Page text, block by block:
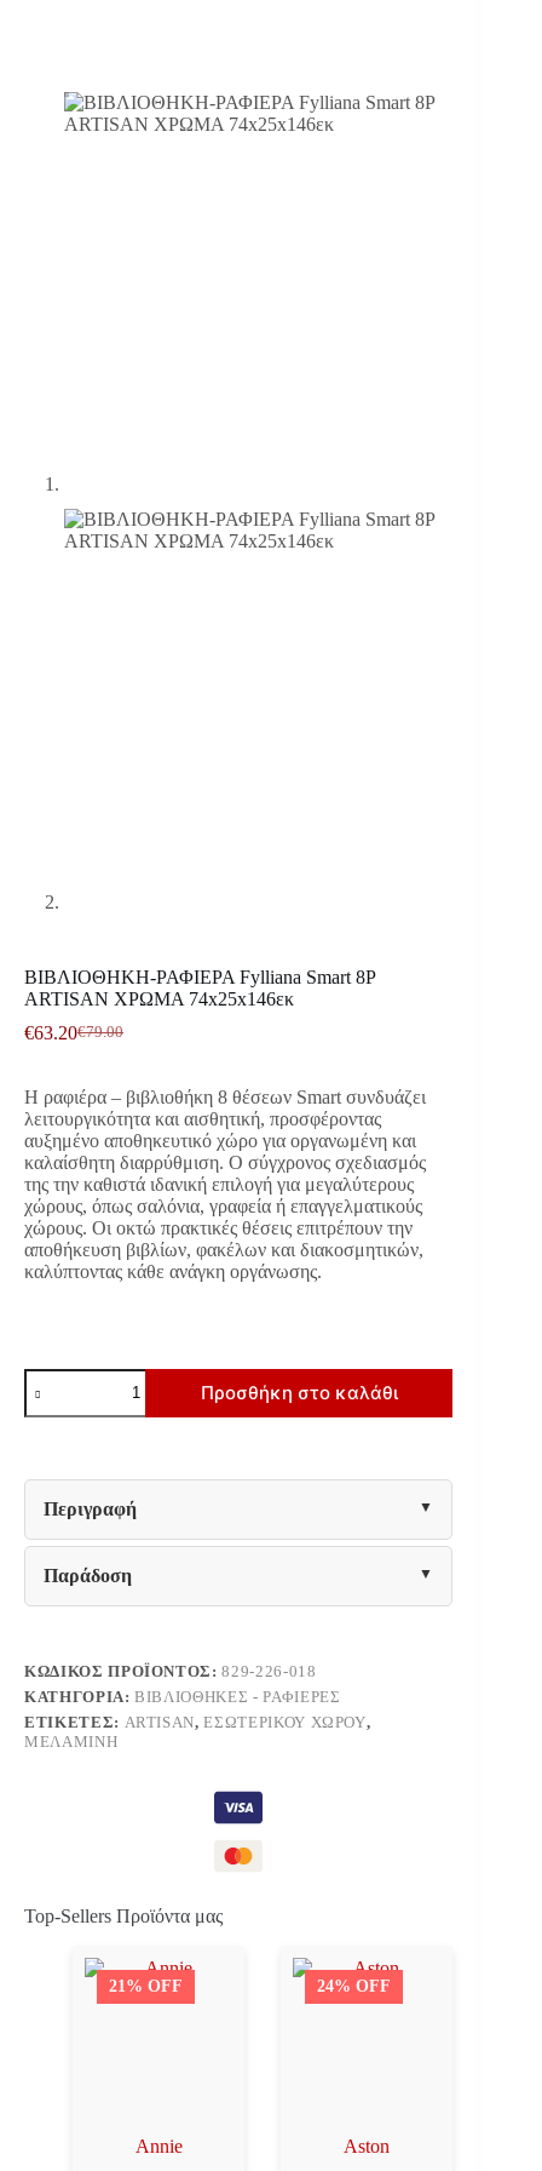
ΒΙΒΛΙΟΘΗΚΗ-ΡΑΦΙΕΡΑ Fylliana Smart 8P
ARTISAN ΧΡΩΜΑ 74x25x146εκ
€79.00
Original
was:
€79.00.
€63.20Η
τιμή
είναι:
€63.20.
Η ραφιέρα – βιβλιοθήκη 8 θέσεων Smart συνδυάζει
λειτουργικότητα και αισθητική, προσφέροντας
αυξημένο αποθηκευτικό χώρο για οργανωμένη και
καλαίσθητη διαρρύθμιση. Ο σύγχρονος σχεδιασμός
της την καθιστά ιδανική επιλογή για μεγαλύτερους
χώρους, όπως σαλόνια, γραφεία ή επαγγελματικούς
χώρους. Οι οκτώ πρακτικές θέσεις επιτρέπουν την
αποθήκευση βιβλίων, φακέλων και διακοσμητικών,
καλύπτοντας κάθε ανάγκη οργάνωσης.
ΒΙΒΛΙΟΘΗΚΗ-
ΡΑΦΙΕΡΑ
Fylliana
ARTISAN
ΧΡΩΜΑ
74x25x146εκ
ποσότητα
Προσθήκη στο καλάθι
Περιγραφή
Παράδοση
ΚΩΔΙΚΌΣ ΠΡΟΪΌΝΤΟΣ:829-226-018
ΚΑΤΗΓΟΡΊΑ:ΒΙΒΛΙΟΘΉΚΕΣ - ΡΑΦΙΈΡΕΣ
ΕΤΙΚΈΤΕΣ: ARTISAN,ΕΣΩΤΕΡΙΚΟΎ ΧΏΡΟΥ,
ΜΕΛΑΜΊΝΗ
Top-Sellers Προϊόντα μας
21% OFF
Annie
24% OFF
Aston